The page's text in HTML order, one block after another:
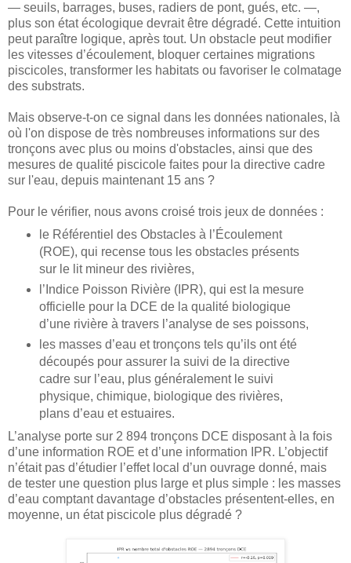
— seuils, barrages, buses, radiers de pont, gués, etc. —,
plus son état écologique devrait être dégradé. Cette intuition
peut paraître logique, après tout. Un obstacle peut modifier
les vitesses d’écoulement, bloquer certaines migrations
piscicoles, transformer les habitats ou favoriser le colmatage
des substrats.
Mais observe-t-on ce signal dans les données nationales, là
où l'on dispose de très nombreuses informations sur des
tronçons avec plus ou moins d'obstacles, ainsi que des
mesures de qualité piscicole faites pour la directive cadre
sur l'eau, depuis maintenant 15 ans ?
Pour le vérifier, nous avons croisé trois jeux de données :
le Référentiel des Obstacles à l’Écoulement
(ROE), qui recense tous les obstacles présents
sur le lit mineur des rivières,
l’Indice Poisson Rivière (IPR), qui est la mesure
officielle pour la DCE de la qualité biologique
d’une rivière à travers l’analyse de ses poissons,
les masses d’eau et tronçons tels qu’ils ont été
découpés pour assurer la suivi de la directive
cadre sur l’eau, plus généralement le suivi
physique, chimique, biologique des rivières,
plans d’eau et estuaires.
L’analyse porte sur 2 894 tronçons DCE disposant à la fois
d’une information ROE et d’une information IPR. L’objectif
n’était pas d’étudier l’effet local d’un ouvrage donné, mais
de tester une question plus large et plus simple : les masses
d’eau comptant davantage d’obstacles présentent-elles, en
moyenne, un état piscicole plus dégradé ?